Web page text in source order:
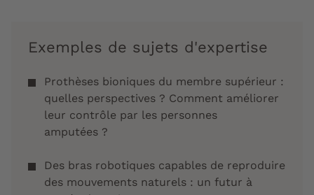
Exemples de sujets d'expertise
Prothèses bioniques du membre supérieur :
quelles perspectives ? Comment améliorer
leur contrôle par les personnes
amputées ?
Des bras robotiques capables de reproduire
des mouvements naturels : un futur à